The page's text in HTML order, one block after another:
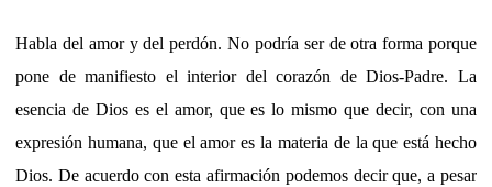
Habla del amor y del perdón. No podría ser de otra forma porque
pone de manifiesto el interior del corazón de Dios-Padre. La
esencia de Dios es el amor, que es lo mismo que decir, con una
expresión humana, que el amor es la materia de la que está hecho
Dios. De acuerdo con esta afirmación podemos decir que, a pesar